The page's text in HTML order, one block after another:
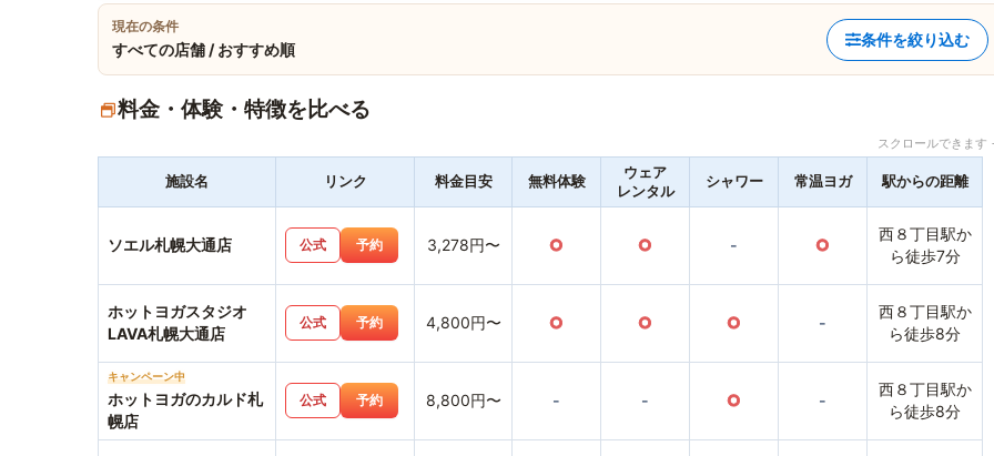
現在の条件
すべての店舗 / おすすめ順
条件を絞り込む
料金・体験・特徴を比べる
スクロールできま
施設名 リンク 料金目安 無料体験
ウェア
レンタル
シャワー 常温ヨガ 駅からの距離
ソエル札幌大通店 公式 予約 3,278円〜 ○ ○ - ○
西８丁目駅か
ら徒歩7分
ホットヨガスタジオ
LAVA札幌大通店
公式 予約 4,800円〜 ○ ○ ○ -
西８丁目駅か
ら徒歩8分
キャンペーン中
ホットヨガのカルド札
幌店
公式 予約 8,800円〜 - - ○ -
西８丁目駅か
ら徒歩8分